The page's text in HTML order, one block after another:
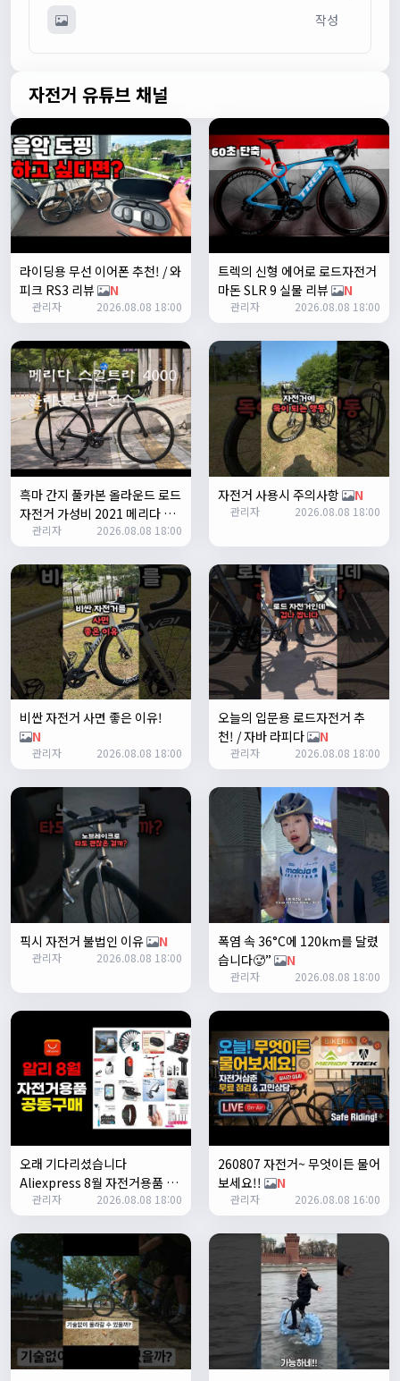
이름/휴대폰 번호는 이벤트에 활용될수 있다는 항목을 추가
쏭박 17:23:31
실시간 채팅 테스트
쏭박17:23:34
1
쏭박17:23:35
2
쏭박17:23:38
테스트 2
쏭박17:23:41
테스트 테스트
쏭박17:24:16
쏭박 17:24:22
사진 업로드 테스트
쏭박17:24:35
테스트 완료입니다 :)
Leepi02:57:35
1
알루미06:16:14
뇽
1/23/2025
관리자09:12:09
사이트 가입자수가 100명이 넘었습니다 :)
관리자09:12:12
다들 좋은하루되세요~
열심히타자12:16:55
맛점하세요~
배과장12:48:20
반갑습니다 여러분 ^_^
배과장 12:48:33
명절에도 열심히 맛있는 음식먹고 로라 타셔야지요 ㅎㅎ
1/24/2025
13:35:29
안녕하세요
1/27/2025
루나워커20:37:55
좋네요. 이것저것 많이요
21:12:34
설연휴인데 날씨가..ㅠㅠ
1/28/2025
꼬유10:07:01
명절 행복하게 보내세요~ !!
1/29/2025
2chun09:38:46
명절 잘 보내세요~!
명신이12:33:45
명절 잘보내세요~
2/1/2025
Leepi08:05:10
작성
자전거 유튜브 채널
라이딩용 무선 이어폰 추천! / 와
피크 RS3 리뷰
N
관리자 2026.08.08 18:00
트렉의 신형 에어로 로드자전거
마돈 SLR 9 실물 리뷰
N
관리자 2026.08.08 18:00
흑마 간지 풀카본 올라운드 로드
자전거 가성비 2021 메리다 스
컬트라 4000/105구동계 유압
식 디스크 브레이크
N
관리자 2026.08.08 18:00
자전거 사용시 주의사항 N
관리자 2026.08.08 18:00
비싼 자전거 사면 좋은 이유!
N
관리자 2026.08.08 18:00
오늘의 입문용 로드자전거 추
천! / 자바 라피다
N
관리자 2026.08.08 18:00
픽시 자전거 불법인 이유 N
관리자 2026.08.08 18:00
폭염 속 36°C에 120km를 달렸
습니다🥵”
N
관리자 2026.08.08 18:00
오래 기다리셨습니다
Aliexpress 8월 자전거용품 공
동구매 지금 시작합니다
N
관리자 2026.08.08 18:00
260807 자전거~ 무엇이든 물어
보세요!!
N
관리자 2026.08.08 16:00